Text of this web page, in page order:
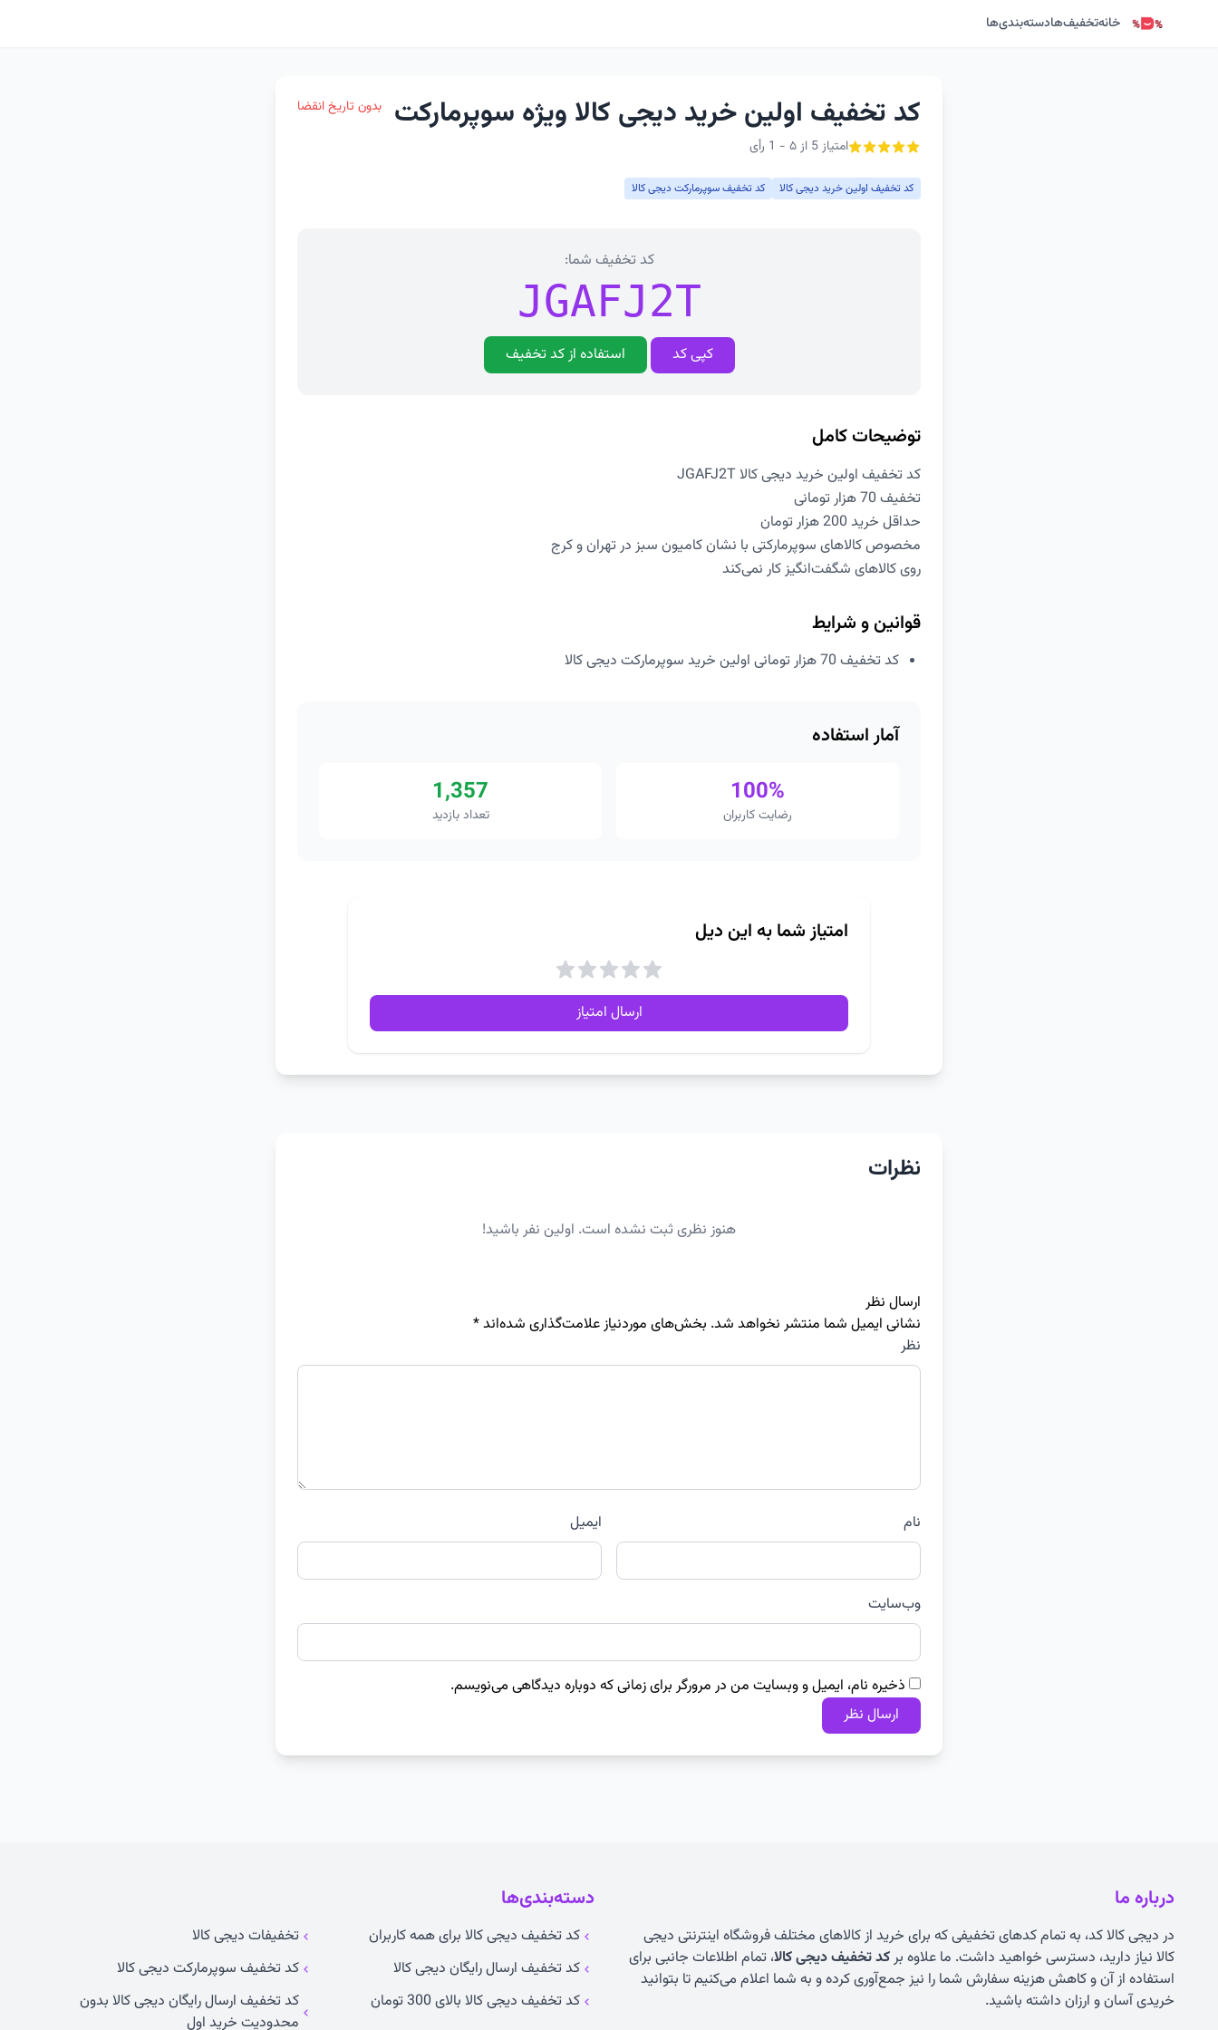
خانهتخفیف‌هادسته‌بندی‌ها
کد تخفیف اولین خرید دیجی کالا ویژه سوپرمارکت
امتیاز 5 از ۵ - 1 رأی
بدون تاریخ انقضا
کد تخفیف اولین خرید دیجی کالا کد تخفیف سوپرمارکت دیجی کالا
کد تخفیف شما:
JGAFJ2T
کپی کد استفاده از کد تخفیف
توضیحات کامل
کد تخفیف اولین خرید دیجی کالا JGAFJ2T
تخفیف 70 هزار تومانی
حداقل خرید 200 هزار تومان
مخصوص کالاهای سوپرمارکتی با نشان کامیون سبز در تهران و کرج
روی کالاهای شگفت‌انگیز کار نمی‌کند
قوانین و شرایط
کد تخفیف 70 هزار تومانی اولین خرید سوپرمارکت دیجی کالا
آمار استفاده
100%
رضایت کاربران
1,357
تعداد بازدید
امتیاز شما به این دیل
ارسال امتیاز
نظرات
هنوز نظری ثبت نشده است. اولین نفر باشید!
ارسال نظر
نشانی ایمیل شما منتشر نخواهد شد. بخش‌های موردنیاز علامت‌گذاری شده‌اند*
نظر
نام ایمیل
وب‌سایت
ذخیره نام، ایمیل و وبسایت من در مرورگر برای زمانی که دوباره دیدگاهی می‌نویسم.
درباره ما
در دیجی کالا کد، به تمام کدهای تخفیفی که برای خرید از کالاهای مختلف فروشگاه اینترنتی دیجی
کالا نیاز دارید، دسترسی خواهید داشت. ما علاوه برکد تخفیف دیجی کالا، تمام اطلاعات جانبی برای
استفاده از آن و کاهش هزینه سفارش شما را نیز جمع‌آوری کرده و به شما اعلام می‌کنیم تا بتوانید
خریدی آسان و ارزان داشته باشید.
دسته‌بندی‌ها
کد تخفیف دیجی کالا برای همه کاربران
تخفیفات دیجی کالا
کد تخفیف ارسال رایگان دیجی کالا
کد تخفیف سوپرمارکت دیجی کالا
کد تخفیف دیجی کالا بالای 300 تومان
کد تخفیف ارسال رایگان دیجی کالا بدون
محدودیت خرید اول